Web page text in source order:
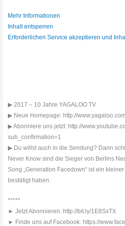
Mehr Informationen
Inhalt entsperren
Erforderlichen Service akzeptieren und
▶ 2017 – 10 Jahre YAGALOO.TV
▶ Neue Homepage: http://
▶ Abonniere uns jetzt: http://
sub_confirmation=1
▶ Du willst auch in die Sendung? Dann
Never Know sind die Sieger von Berlins
Song „Generation Facedown“ ist ein
bestätigt haben.
*****
► Jetzt Abonnieren: http://bit.ly/1E8SxTX
► Finde uns auf Facebook: https://